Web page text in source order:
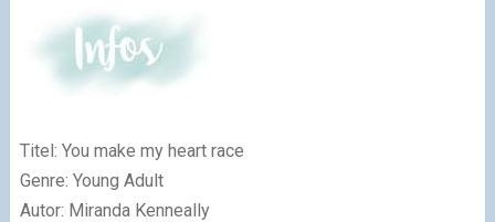
Titel: You make my heart race
Genre: Young Adult
Autor: Miranda Kenneally